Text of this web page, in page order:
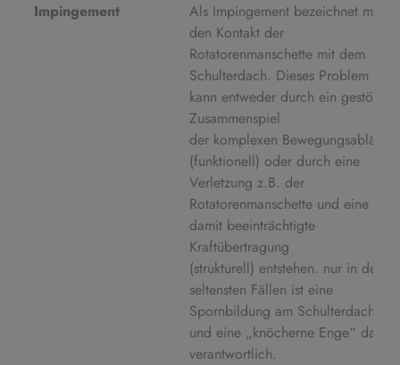
Impingement
Als Impingement bezeichnet man
den Kontakt der
Rotatorenmanschette mit dem
Schulterdach. Dieses Problem
kann entweder durch ein gestörtes
Zusammenspiel
der komplexen Bewegungsabläufe
(funktionell) oder durch eine
Verletzung z.B. der
Rotatorenmanschette und eine
damit beeinträchtigte
Kraftübertragung
(strukturell) entstehen. nur in den
seltensten Fällen ist eine
Spornbildung am Schulterdach
und eine „knöcherne Enge“ dafür
verantwortlich.